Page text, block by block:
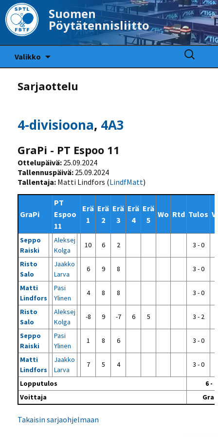
Suomen
Pöytätennisliitto
Valikko
Haku:
Sarjaottelu
4-divisioona, 4A3
GraPi - PT Espoo 11
Ottelupäivä: 25.09.2024
Tallennuspäivä: 25.09.2024
Tallentaja: Matti Lindfors (LindfMatt)
GraPi
PT
Espoo
11
Erä
1
Erä
2
Erä
3
Erä
4
Erä
5
Wo Rtd Tulos
Seppo
Raiski
Aleksej
Kolga
10 6 2 3 - 0
Risto
Salo
Jaakko
Larva
6 9 8 3 - 0
Matti
Lindfors
Pasi
Ylinen
4 8 8 3 - 0
Risto
Salo
Aleksej
Kolga
-8 9 -7 6 5 3 - 2
Seppo
Raiski
Pasi
Ylinen
1 8 6 3 - 0
Matti
Lindfors
Jaakko
Larva
7 5 4 3 - 0
Lopputulos
6 - 0
Voittaja
Takaisin sarjaohjelmaan